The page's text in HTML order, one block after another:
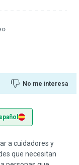
No me interesa
a cuidadores y
que necesitan